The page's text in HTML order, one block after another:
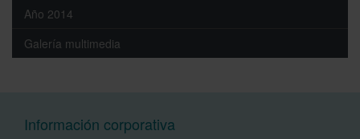
Año 2014
Galería multimedia
Información corporativa